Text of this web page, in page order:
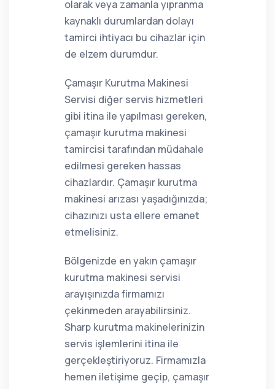
olarak veya zamanla yıpranma
kaynaklı durumlardan dolayı
tamirci ihtiyacı bu cihazlar için
de elzem durumdur.
Çamaşır Kurutma Makinesi
Servisi diğer servis hizmetleri
gibi itina ile yapılması gereken,
çamaşır kurutma makinesi
tamircisi tarafından müdahale
edilmesi gereken hassas
cihazlardır. Çamaşır kurutma
makinesi arızası yaşadığınızda;
cihazınızı usta ellere emanet
etmelisiniz.
Bölgenizde en yakın çamaşır
kurutma makinesi servisi
arayışınızda firmamızı
çekinmeden arayabilirsiniz.
Sharp kurutma makinelerinizin
servis işlemlerini itina ile
gerçekleştiriyoruz. Firmamızla
hemen iletişime geçip, çamaşır